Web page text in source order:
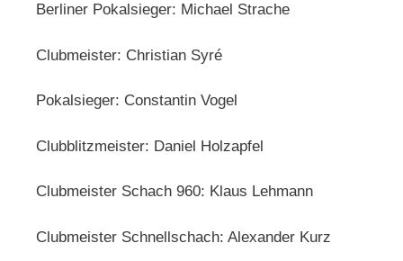
Berliner Pokalsieger: Michael Strache
Clubmeister: Christian Syré
Pokalsieger: Constantin Vogel
Clubblitzmeister: Daniel Holzapfel
Clubmeister Schach 960: Klaus Lehmann
Clubmeister Schnellschach: Alexander Kurz